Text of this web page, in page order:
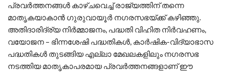
പ്രവർത്തനങ്ങൾ കാഴ്ചവെച്ച് രാജ്യത്തിന് തന്നെ
മാതൃകയാകാൻ ഗുരുവായൂർ നഗരസഭയ്ക്ക് കഴിഞ്ഞു.
അതിദാരിദ്ര്യ നിർമ്മാജനം, പദ്ധതി വിഹിത നിർവഹണം,
വയോജന – ഭിന്നശേഷി പദ്ധതികൾ, കാർഷിക-വിദ്യാഭാസ
പദ്ധതികൾ തുടങ്ങിയ എല്ലാ മേഖലകളിലും നഗരസഭ
നടത്തിയ മാതൃകാപരമായ പ്രവർത്തനങ്ങളാണ് ഈ